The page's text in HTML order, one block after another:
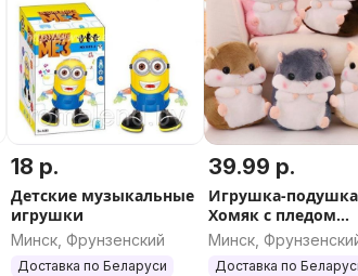
18 р.
Детские музыкальные
игрушки
Минск, Фрунзенский
Доставка по Беларуси
39.99 р.
Игрушка-подушка
Хомяк с пледом
(одеялом) внутри.
Минск,
Доставка по